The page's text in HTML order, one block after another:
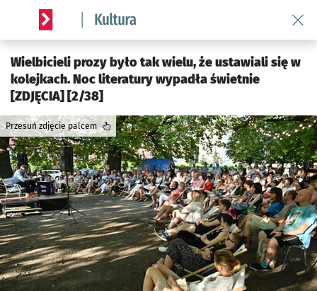
Serwis informacyjny wroclaw.pl podserwis: Kultura
Wielbicieli prozy było tak wielu, że ustawiali się w
kolejkach. Noc literatury wypadła świetnie
[ZDJĘCIA] [2/38]
Przesuń zdjęcie palcem